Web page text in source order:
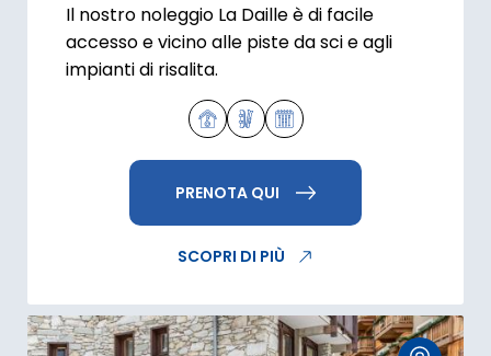
Il nostro noleggio La Daille è di facile
accesso e vicino alle piste da sci e agli
impianti di risalita.
PRENOTA QUI
SCOPRI DI PIÙ